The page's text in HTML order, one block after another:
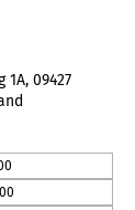
1A, 09427